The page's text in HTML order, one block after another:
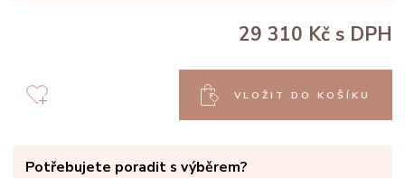
29 310 Kč s DPH
VLOŽIT DO KOŠÍKU
Potřebujete poradit s výběrem?